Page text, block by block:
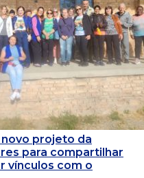
novo projeto da
para compartilhar
vínculos com o